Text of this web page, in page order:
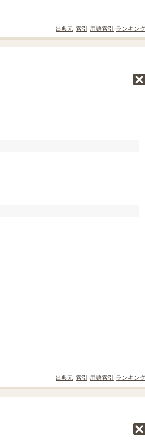
出典元 索引 用語索引 ランキング
出典元 索引 用語索引 ランキング